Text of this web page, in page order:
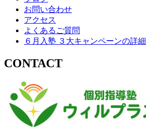
お問い合わせ
アクセス
よくあるご質問
６月入塾 ３大キャンペーンの詳細
CONTACT